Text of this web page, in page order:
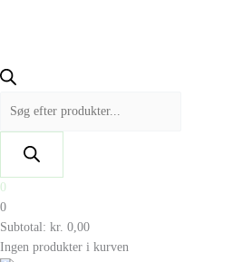
0
0
Subtotal: kr. 0,00
Ingen produkter i kurven